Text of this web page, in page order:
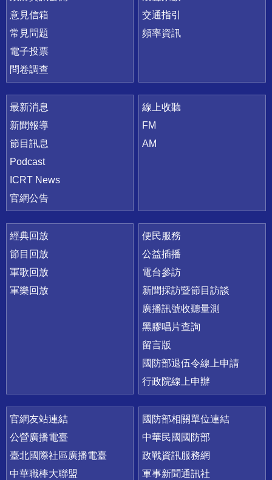
意見信箱
常見問題
電子投票
問卷調查
交通指引
頻率資訊
最新消息
新聞報導
節目訊息
Podcast
ICRT News
官網公告
線上收聽
FM
AM
經典回放
節目回放
軍歌回放
軍樂回放
便民服務
公益插播
電台參訪
新聞採訪暨節目訪談
廣播訊號收聽量測
黑膠唱片查詢
留言版
國防部退伍令線上申請
行政院線上申辦
官網友站連結
公營廣播電臺
臺北國際社區廣播電臺
中華職棒大聯盟
國防部相關單位連結
中華民國國防部
政戰資訊服務網
軍事新聞通訊社